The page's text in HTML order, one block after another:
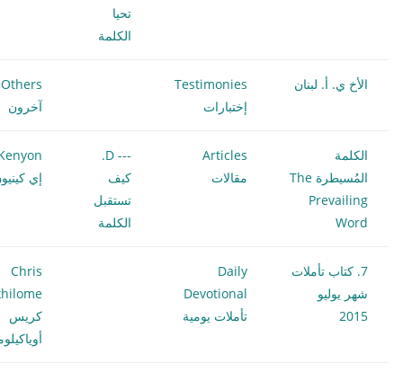
تحيا
الكلمة
الأخ ي. أ. لبنان
Testimonies
إختبارات
Others
آخرون
الكلمة
المُسيطرة The
Prevailing
Word
Articles
مقالات
--- D.
كيف
تستقبل
الكلمة
إي
7. كتاب تأملات
شهر يوليو
2015
Daily
Devotional
تأملات يومية
Chris
كريس